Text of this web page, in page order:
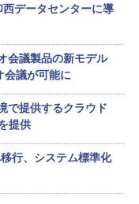
データセンターに導
会議製品の新モデル
議が可能に
で提供するクラウド
提供
行、システム標準化